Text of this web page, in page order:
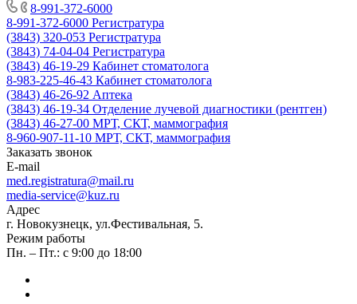
8-991-372-6000
8-991-372-6000 Регистратура
(3843) 320-053 Регистратура
(3843) 74-04-04 Регистратура
(3843) 46-19-29 Кабинет стоматолога
8-983-225-46-43 Кабинет стоматолога
(3843) 46-26-92 Аптека
(3843) 46-19-34 Отделение лучевой диагностики (рентген)
(3843) 46-27-00 МРТ, СКТ, маммография
8-960-907-11-10 МРТ, СКТ, маммография
Заказать звонок
E-mail
med.registratura@mail.ru
media-service@kuz.ru
Адрес
г. Новокузнецк, ул.Фестивальная, 5.
Режим работы
Пн. – Пт.: с 9:00 до 18:00